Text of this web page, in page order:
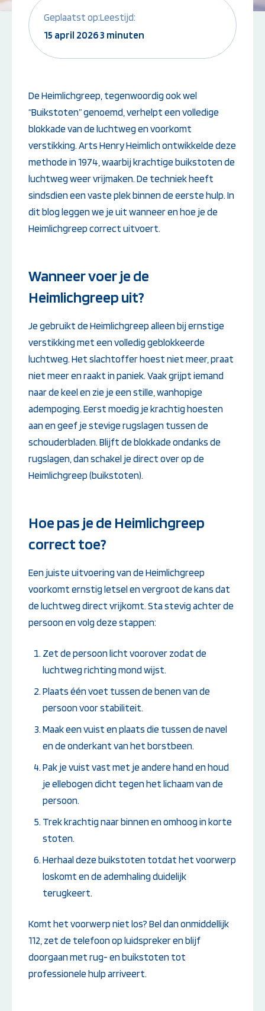
Instructeur worden:
Opleiding EHBO-instructeur
Opleiding BLS-instructeur
Herhalingscursus PBLS- en
BLS-instructeur
Bekijk alle
instructeursopleidingen
Overige
Beheerder
Weet je niet goed welke cursus jij
nodig hebt?
Geplaatst op:
15 april 2026
Leestijd:
3 minuten
De Heimlichgreep, tegenwoordig ook wel
“Buikstoten” genoemd, verhelpt een volledige
blokkade van de luchtweg en voorkomt
verstikking. Arts Henry Heimlich ontwikkelde deze
methode in 1974, waarbij krachtige buikstoten de
luchtweg weer vrijmaken. De techniek heeft
sindsdien een vaste plek binnen de eerste hulp. In
dit blog leggen we je uit wanneer en hoe je de
Heimlichgreep correct uitvoert.
Wanneer voer je de
Heimlichgreep uit?
Je gebruikt de Heimlichgreep alleen bij ernstige
verstikking met een volledig geblokkeerde
luchtweg. Het slachtoffer hoest niet meer, praat
niet meer en raakt in paniek. Vaak grijpt iemand
naar de keel en zie je een stille, wanhopige
adempoging. Eerst moedig je krachtig hoesten
aan en geef je stevige rugslagen tussen de
schouderbladen. Blijft de blokkade ondanks de
rugslagen, dan schakel je direct over op de
Heimlichgreep (buikstoten).
Hoe pas je de Heimlichgreep
correct toe?
Een juiste uitvoering van de Heimlichgreep
voorkomt ernstig letsel en vergroot de kans dat
de luchtweg direct vrijkomt. Sta stevig achter de
persoon en volg deze stappen:
Zet de persoon licht voorover zodat de
luchtweg richting mond wijst.
Plaats één voet tussen de benen van de
persoon voor stabiliteit.
Maak een vuist en plaats die tussen de navel
en de onderkant van het borstbeen.
Pak je vuist vast met je andere hand en houd
je ellebogen dicht tegen het lichaam van de
persoon.
Trek krachtig naar binnen en omhoog in korte
stoten.
Herhaal deze buikstoten totdat het voorwerp
loskomt en de ademhaling duidelijk
terugkeert.
Komt het voorwerp niet los? Bel dan onmiddellijk
112, zet de telefoon op luidspreker en blijf
doorgaan met rug- en buikstoten tot
professionele hulp arriveert.